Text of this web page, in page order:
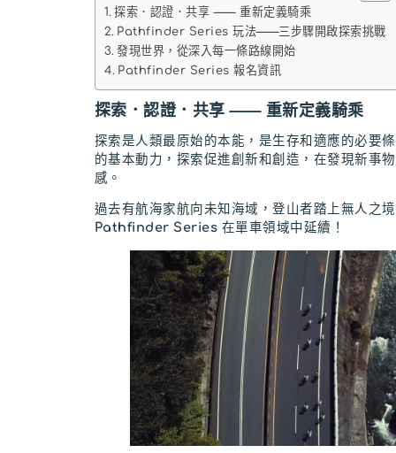
探索．認證．共享 —— 重新定義騎乘
Pathfinder Series 玩法——三步驟開啟探索挑戰
發現世界，從深入每一條路線開始
Pathfinder Series 報名資訊
探索．認證．共享 —— 重新定義騎乘
探索是人類最原始的本能，是生存和適應的必要
的基本動力，探索促進創新和創造，在發現新事
感。
過去有航海家航向未知海域，登山者踏上無人之
Pathfinder Series 在單車領域中延續！